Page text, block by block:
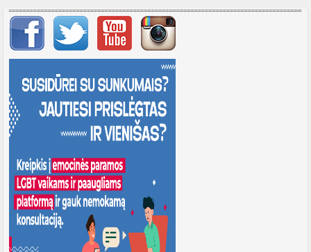
Svarbių įrašų meniu